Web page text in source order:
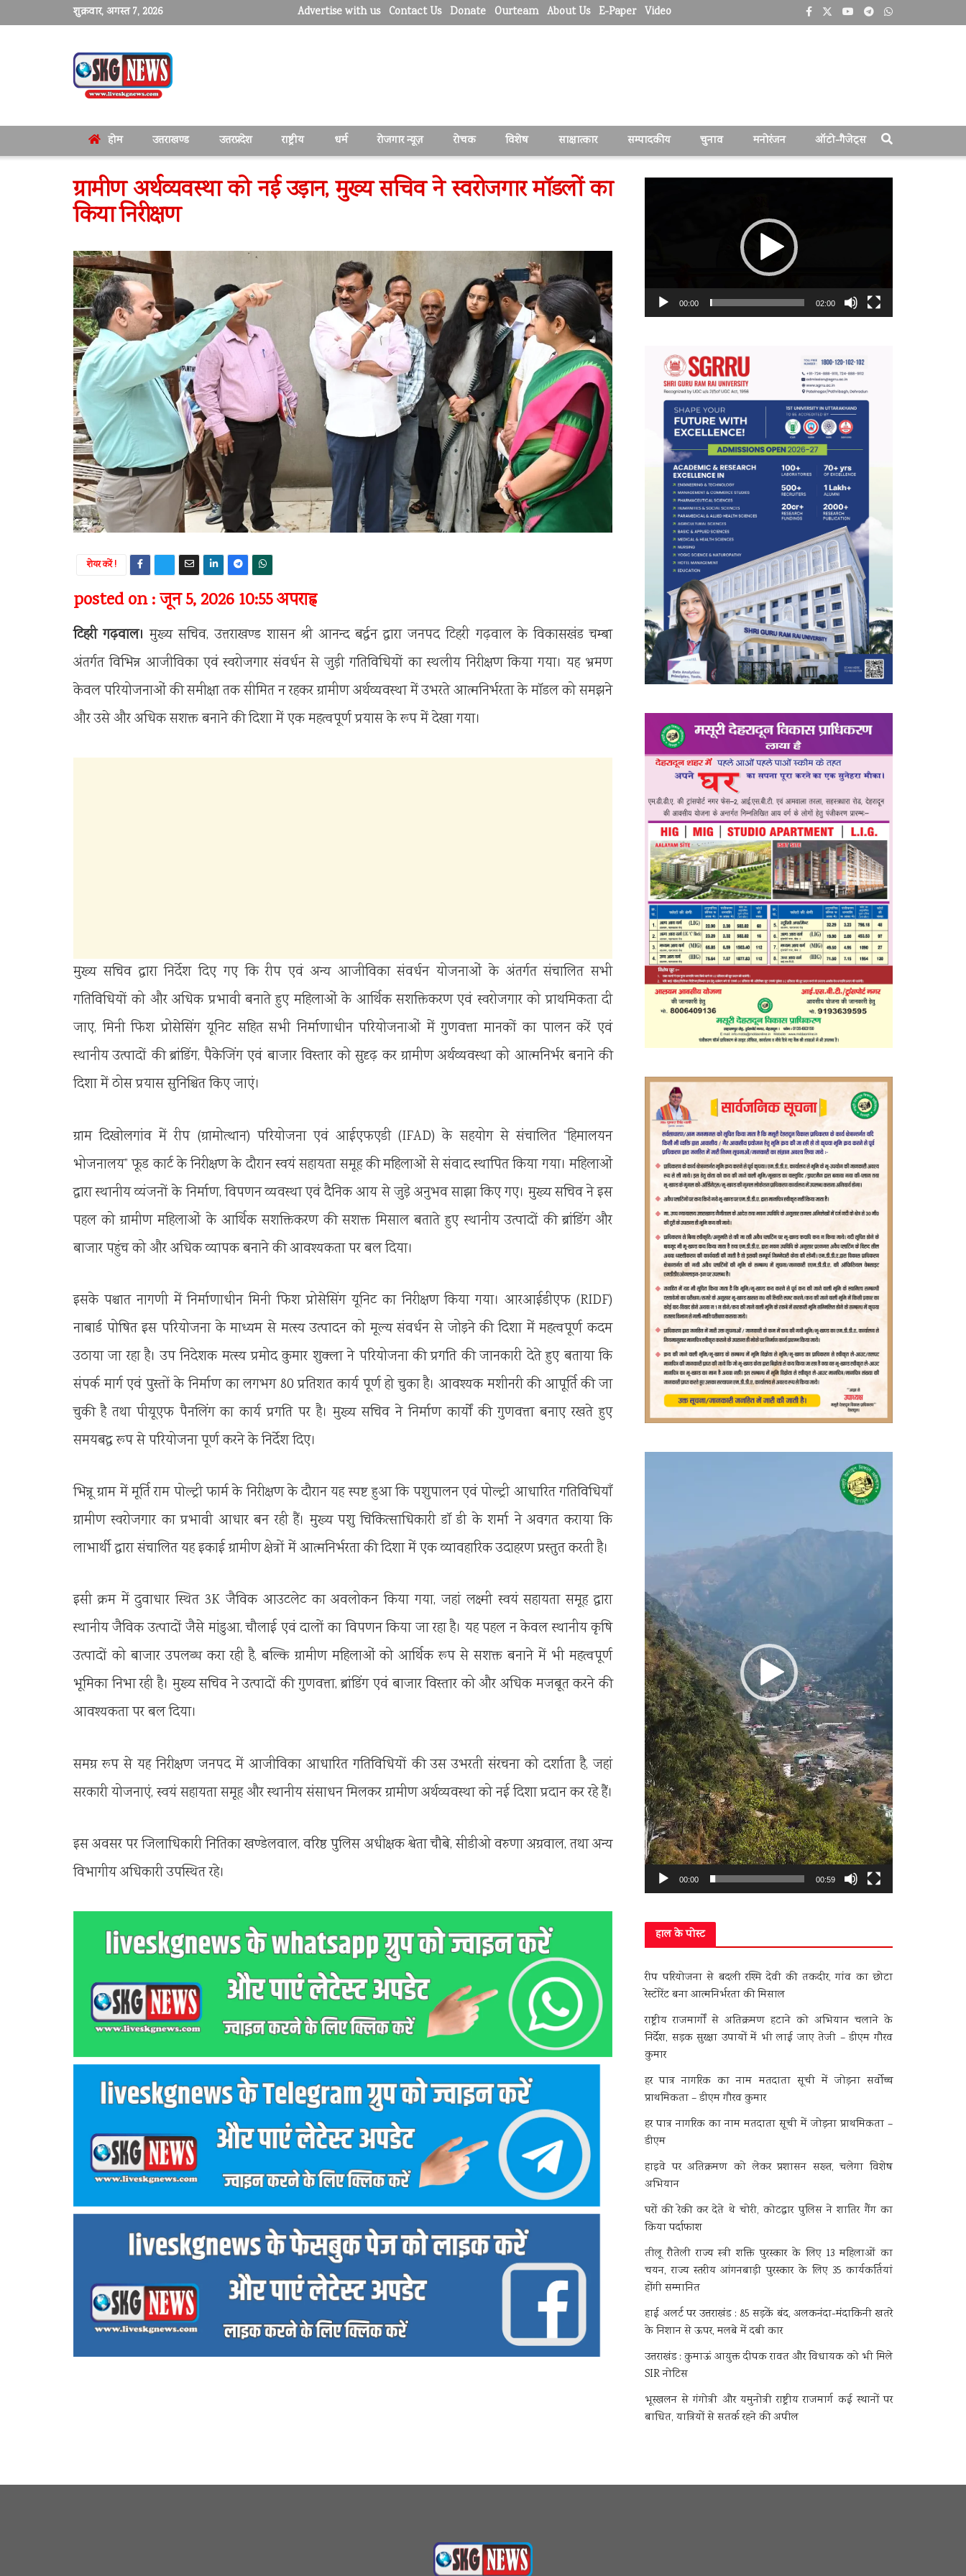
शुक्रवार, अगस्त 7, 2026 Advertise with us Contact Us Donate Ourteam About Us E-Paper Video
होम उत्तराखण्ड उत्तरप्रदेश राष्ट्रीय धर्म रोजगार न्यूज़ रोचक विशेष साक्षात्कार सम्पादकीय चुनाव मनोरंजन ऑटो-गैजेट्स
ग्रामीण अर्थव्यवस्था को नई उड़ान, मुख्य सचिव ने स्वरोजगार मॉडलों का
किया निरीक्षण
शेयर करें !
posted on : जून 5, 2026 10:55 अपराह्न
टिहरी गढ़वाल। मुख्य सचिव, उत्तराखण्ड शासन श्री आनन्द बर्द्धन द्वारा जनपद टिहरी गढ़वाल के विकासखंड चम्बा
अंतर्गत विभिन्न आजीविका एवं स्वरोजगार संवर्धन से जुड़ी गतिविधियों का स्थलीय निरीक्षण किया गया। यह भ्रमण
केवल परियोजनाओं की समीक्षा तक सीमित न रहकर ग्रामीण अर्थव्यवस्था में उभरते आत्मनिर्भरता के मॉडल को समझने
और उसे और अधिक सशक्त बनाने की दिशा में एक महत्वपूर्ण प्रयास के रूप में देखा गया।
मुख्य सचिव द्वारा निर्देश दिए गए कि रीप एवं अन्य आजीविका संवर्धन योजनाओं के अंतर्गत संचालित सभी
गतिविधियों को और अधिक प्रभावी बनाते हुए महिलाओं के आर्थिक सशक्तिकरण एवं स्वरोजगार को प्राथमिकता दी
जाए, मिनी फिश प्रोसेसिंग यूनिट सहित सभी निर्माणाधीन परियोजनाओं में गुणवत्ता मानकों का पालन करें एवं
स्थानीय उत्पादों की ब्रांडिंग, पैकेजिंग एवं बाजार विस्तार को सुदृढ़ कर ग्रामीण अर्थव्यवस्था को आत्मनिर्भर बनाने की
दिशा में ठोस प्रयास सुनिश्चित किए जाएं।
ग्राम दिखोलगांव में रीप (ग्रामोत्थान) परियोजना एवं आईएफएडी (IFAD) के सहयोग से संचालित “हिमालयन
भोजनालय” फूड कार्ट के निरीक्षण के दौरान स्वयं सहायता समूह की महिलाओं से संवाद स्थापित किया गया। महिलाओं
द्वारा स्थानीय व्यंजनों के निर्माण, विपणन व्यवस्था एवं दैनिक आय से जुड़े अनुभव साझा किए गए। मुख्य सचिव ने इस
पहल को ग्रामीण महिलाओं के आर्थिक सशक्तिकरण की सशक्त मिसाल बताते हुए स्थानीय उत्पादों की ब्रांडिंग और
बाजार पहुंच को और अधिक व्यापक बनाने की आवश्यकता पर बल दिया।
इसके पश्चात नागणी में निर्माणाधीन मिनी फिश प्रोसेसिंग यूनिट का निरीक्षण किया गया। आरआईडीएफ (RIDF)
नाबार्ड पोषित इस परियोजना के माध्यम से मत्स्य उत्पादन को मूल्य संवर्धन से जोड़ने की दिशा में महत्वपूर्ण कदम
उठाया जा रहा है। उप निदेशक मत्स्य प्रमोद कुमार शुक्ला ने परियोजना की प्रगति की जानकारी देते हुए बताया कि
संपर्क मार्ग एवं पुस्तों के निर्माण का लगभग 80 प्रतिशत कार्य पूर्ण हो चुका है। आवश्यक मशीनरी की आपूर्ति की जा
चुकी है तथा पीयूएफ पैनलिंग का कार्य प्रगति पर है। मुख्य सचिव ने निर्माण कार्यों की गुणवत्ता बनाए रखते हुए
समयबद्ध रूप से परियोजना पूर्ण करने के निर्देश दिए।
भिन्नू ग्राम में मूर्ति राम पोल्ट्री फार्म के निरीक्षण के दौरान यह स्पष्ट हुआ कि पशुपालन एवं पोल्ट्री आधारित गतिविधियाँ
ग्रामीण स्वरोजगार का प्रभावी आधार बन रही हैं। मुख्य पशु चिकित्साधिकारी डॉ डी के शर्मा ने अवगत कराया कि
लाभार्थी द्वारा संचालित यह इकाई ग्रामीण क्षेत्रों में आत्मनिर्भरता की दिशा में एक व्यावहारिक उदाहरण प्रस्तुत करती है।
इसी क्रम में दुवाधार स्थित 3K जैविक आउटलेट का अवलोकन किया गया, जहां लक्ष्मी स्वयं सहायता समूह द्वारा
स्थानीय जैविक उत्पादों जैसे मांडुआ, चौलाई एवं दालों का विपणन किया जा रहा है। यह पहल न केवल स्थानीय कृषि
उत्पादों को बाजार उपलब्ध करा रही है, बल्कि ग्रामीण महिलाओं को आर्थिक रूप से सशक्त बनाने में भी महत्वपूर्ण
भूमिका निभा रही है। मुख्य सचिव ने उत्पादों की गुणवत्ता, ब्रांडिंग एवं बाजार विस्तार को और अधिक मजबूत करने की
आवश्यकता पर बल दिया।
समग्र रूप से यह निरीक्षण जनपद में आजीविका आधारित गतिविधियों की उस उभरती संरचना को दर्शाता है, जहां
सरकारी योजनाएं, स्वयं सहायता समूह और स्थानीय संसाधन मिलकर ग्रामीण अर्थव्यवस्था को नई दिशा प्रदान कर रहे हैं।
इस अवसर पर जिलाधिकारी नितिका खण्डेलवाल, वरिष्ठ पुलिस अधीक्षक श्वेता चौबे, सीडीओ वरुणा अग्रवाल, तथा अन्य
विभागीय अधिकारी उपस्थित रहे।
00:00 02:00
00:00 00:59
हाल के पोस्ट
रीप परियोजना से बदली रश्मि देवी की तकदीर, गांव का छोटा
रेस्टोरेंट बना आत्मनिर्भरता की मिसाल
राष्ट्रीय राजमार्गों से अतिक्रमण हटाने को अभियान चलाने के
निर्देश, सड़क सुरक्षा उपायों में भी लाई जाए तेजी – डीएम गौरव
कुमार
हर पात्र नागरिक का नाम मतदाता सूची में जोड़ना सर्वोच्च
प्राथमिकता – डीएम गौरव कुमार
हर पात्र नागरिक का नाम मतदाता सूची में जोड़ना प्राथमिकता –
डीएम
हाइवे पर अतिक्रमण को लेकर प्रशासन सख्त, चलेगा विशेष
अभियान
घरों की रेकी कर देते थे चोरी, कोटद्वार पुलिस ने शातिर गैंग का
किया पर्दाफाश
तीलू रौतेली राज्य स्त्री शक्ति पुरस्कार के लिए 13 महिलाओं का
चयन, राज्य स्तरीय आंगनबाड़ी पुरस्कार के लिए 35 कार्यकर्तियां
होंगी सम्मानित
हाई अलर्ट पर उत्तराखंड : 85 सड़कें बंद, अलकनंदा-मंदाकिनी खतरे
के निशान से ऊपर, मलबे में दबी कार
उत्तराखंड : कुमाऊं आयुक्त दीपक रावत और विधायक को भी मिले
SIR नोटिस
भूस्खलन से गंगोत्री और यमुनोत्री राष्ट्रीय राजमार्ग कई स्थानों पर
बाधित, यात्रियों से सतर्क रहने की अपील